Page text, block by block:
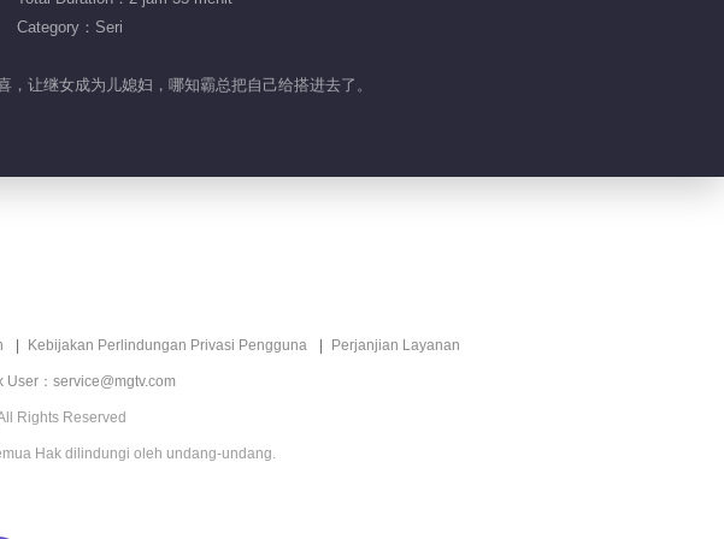
Category：Seri
让继女成为儿媳妇，哪知霸总把自己给搭进去了。
Kebijakan Perlindungan Privasi Pengguna Perjanjian Layanan
User：service@mgtv.com
Rights Reserved
Hak dilindungi oleh undang-undang.